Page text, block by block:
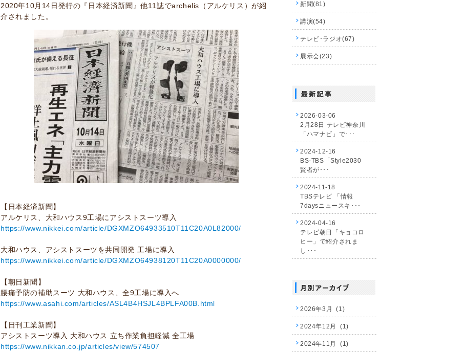
2020年10月14日発行の『日本経済新聞』他11誌でarchelis（アルケリス）が紹
介されました。
【日本経済新聞】
アルケリス、大和ハウス9工場にアシストスーツ導入
https://www.nikkei.com/article/DGXMZO64933510T11C20A0L82000/
大和ハウス、アシストスーツを共同開発 工場に導入
https://www.nikkei.com/article/DGXMZO64938120T11C20A0000000/
【朝日新聞】
腰痛予防の補助スーツ 大和ハウス、全9工場に導入へ
https://www.asahi.com/articles/ASL4B4HSJL4BPLFA00B.html
【日刊工業新聞】
アシストスーツ導入 大和ハウス 立ち作業負担軽減 全工場
https://www.nikkan.co.jp/articles/view/574507
新聞(81)
講演(54)
テレビ･ラジオ(67)
展示会(23)
2026-03-06
2月28日 テレビ神奈川
「ハマナビ」で･･･
2024-12-16
BS-TBS「Style2030
賢者が･･･
2024-11-18
TBSテレビ 「情報
7daysニュースキ･･･
2024-04-16
テレビ朝日「キョコロ
ヒー」で紹介されま
し･･･
2026年3月 (1)
2024年12月 (1)
2024年11月 (1)